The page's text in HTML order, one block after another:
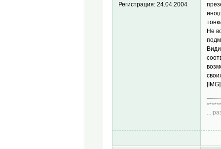
Регистрация:24.04.2004
Не
[IMG]
...